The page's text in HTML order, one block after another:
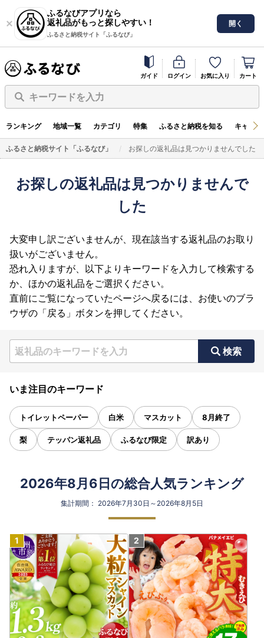
ふるなびアプリなら
返礼品がもっと探しやすい！
ふるさと納税サイト「ふるなび」
開く
ガイド ログイン お気に入り カート
キーワードを入力
ランキング 地域一覧 カテゴリ 特集 ふるさと納税を知る キャン
ふるさと納税サイト「ふるなび」 お探しの返礼品は見つかりませんでした
お探しの返礼品は見つかりませんで
した
大変申し訳ございませんが、現在該当する返礼品のお取り
扱いがございません。
恐れ入りますが、以下よりキーワードを入力して検索する
か、ほかの返礼品をご選択ください。
直前にご覧になっていたページへ戻るには、お使いのブラ
ウザの「戻る」ボタンを押してください。
検索
いま注目のキーワード
トイレットペーパー 白米 マスカット 8月終了
梨 テッパン返礼品 ふるなび限定 訳あり
2026年8月6日の総合人気ランキング
集計期間： 2026年7月30日～2026年8月5日